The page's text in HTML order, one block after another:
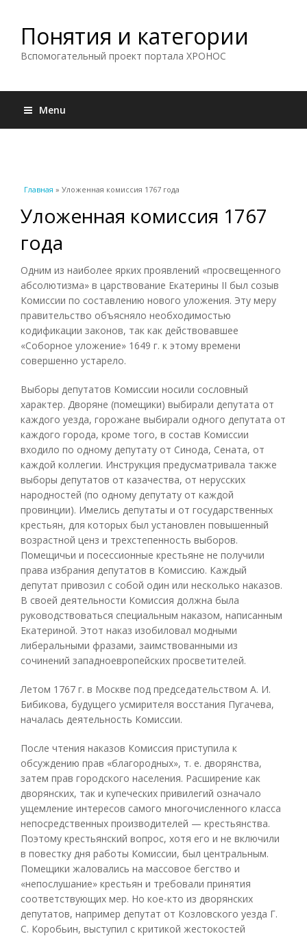
Понятия и категории
Вспомогательный проект портала ХРОНОС
Menu
Вы здесь
Главная » Уложенная комиссия 1767 года
Уложенная комиссия 1767
года
Одним из наиболее ярких проявлений «просвещенного
абсолютизма» в царствование Екатерины II был созыв
Комиссии по составлению нового уложения. Эту меру
правительство объясняло необходимостью
кодификации законов, так как действовавшее
«Соборное уложение» 1649 г. к этому времени
совершенно устарело.
Выборы депутатов Комиссии носили сословный
характер. Дворяне (помещики) выбирали депутата от
каждого уезда, горожане выбирали одного депутата от
каждого города, кроме того, в состав Комиссии
входило по одному депутату от Синода, Сената, от
каждой коллегии. Инструкция предусматривала также
выборы депутатов от казачества, от нерусских
народностей (по одному депутату от каждой
провинции). Имелись депутаты и от государственных
крестьян, для которых был установлен повышенный
возрастной ценз и трехстепенность выборов.
Помещичьи и посессионные крестьяне не получили
права избрания депутатов в Комиссию. Каждый
депутат привозил с собой один или несколько наказов.
В своей деятельности Комиссия должна была
руководствоваться специальным наказом, написанным
Екатериной. Этот наказ изобиловал модными
либеральными фразами, заимствованными из
сочинений западноевропейских просветителей.
Летом 1767 г. в Москве под председательством А. И.
Бибикова, будущего усмирителя восстания Пугачева,
началась деятельность Комиссии.
После чтения наказов Комиссия приступила к
обсуждению прав «благородных», т. е. дворянства,
затем прав городского населения. Расширение как
дворянских, так и купеческих привилегий означало
ущемление интересов самого многочисленного класса
непосредственных производителей — крестьянства.
Поэтому крестьянский вопрос, хотя его и не включили
в повестку дня работы Комиссии, был центральным.
Помещики жаловались на массовое бегство и
«непослушание» крестьян и требовали принятия
соответствующих мер. Но кое-кто из дворянских
депутатов, например депутат от Козловского уезда Г.
С. Коробьин, выступил с критикой жестокостей